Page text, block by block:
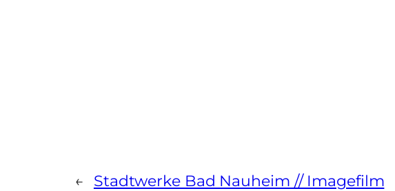
← Stadtwerke Bad Nauheim // Imagefilm